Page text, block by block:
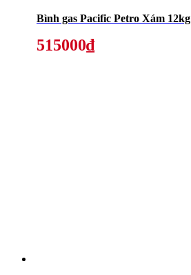
Bình gas Pacific Petro Xám 12kg
515000₫